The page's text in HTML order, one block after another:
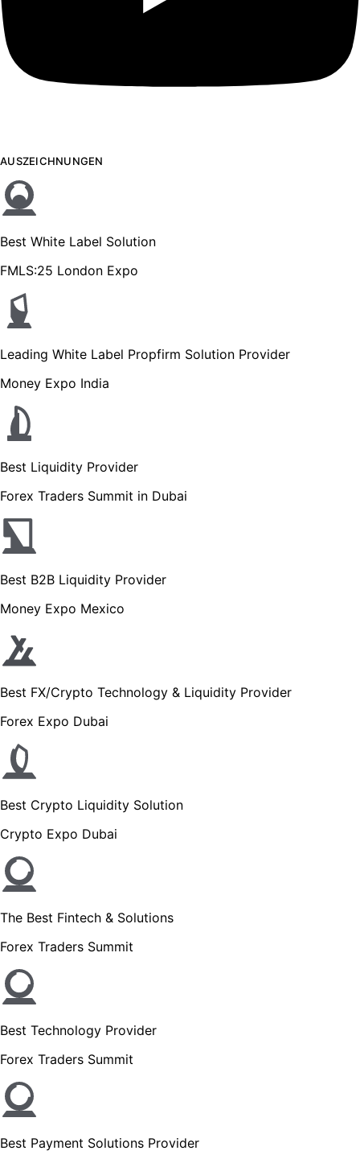
AUSZEICHNUNGEN
Best White Label Solution
FMLS:25 London Expo
Leading White Label Propfirm Solution Provider
Money Expo India
Best Liquidity Provider
Forex Traders Summit in Dubai
Best B2B Liquidity Provider
Money Expo Mexico
Best FX/Crypto Technology & Liquidity Provider
Forex Expo Dubai
Best Crypto Liquidity Solution
Crypto Expo Dubai
The Best Fintech & Solutions
Forex Traders Summit
Best Technology Provider
Forex Traders Summit
Best Payment Solutions Provider